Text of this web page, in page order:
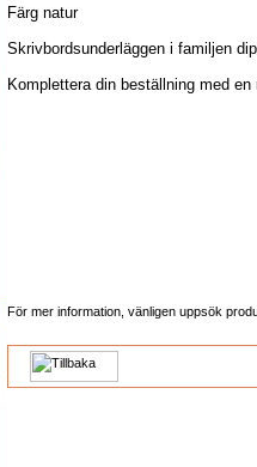
Färg natur
Skrivbordsunderläggen i familjen
Komplettera din beställning med
För mer information, vänligen uppsök